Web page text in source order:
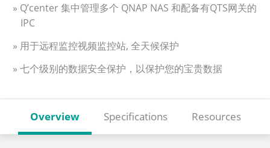
» Q’center 集中管理多个 QNAP NAS 和配备有QTS网关的
IPC
» 用于远程监控视频监控站, 全天候保护
» 七个级别的数据安全保护，以保护您的宝贵数据
Overview Specifications Resources